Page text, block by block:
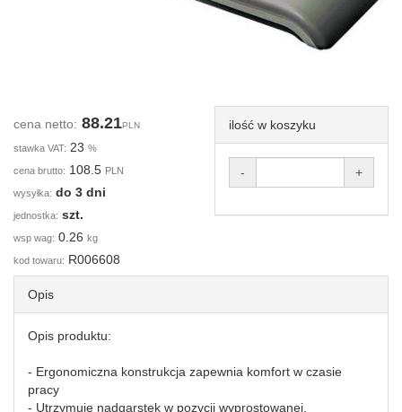
cena netto: 88.21PLN
stawka VAT: 23 %
cena brutto: 108.5 PLN
wysyłka: do 3 dni
jednostka: szt.
wsp wag: 0.26 kg
kod towaru: R006608
ilość w koszyku
- +
Opis
Opis produktu:
- Ergonomiczna konstrukcja zapewnia komfort w czasie
pracy
- Utrzymuje nadgarstek w pozycji wyprostowanej,